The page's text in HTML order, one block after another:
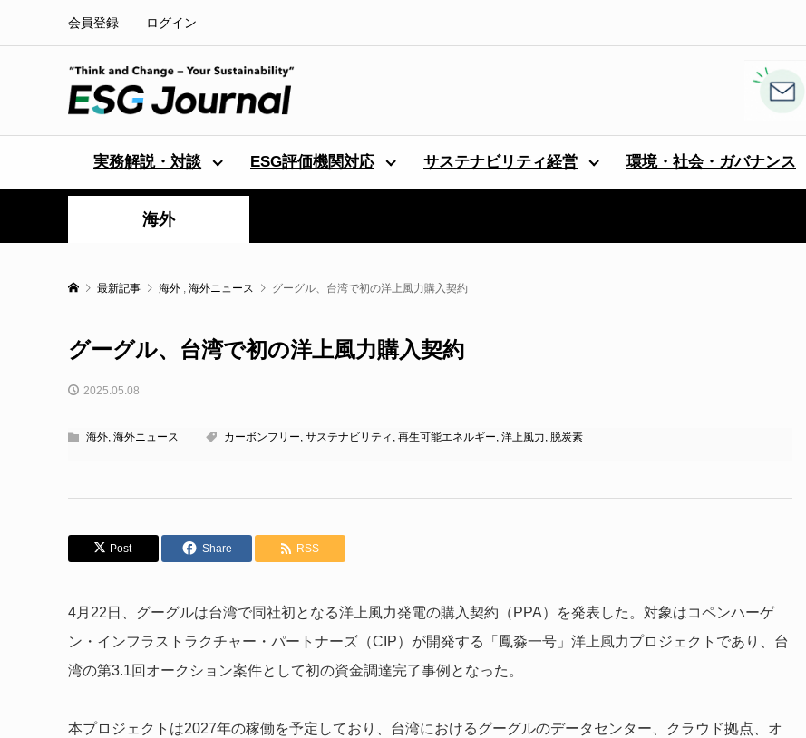
会員登録 ログイン
実務解説・対談 ESG評価機関対応 サステナビリティ経営 環境・社会・ガバナンス
海外
最新記事 海外 , 海外ニュース グーグル、台湾で初の洋上風力購入契約
グーグル、台湾で初の洋上風力購入契約
2025.05.08
海外, 海外ニュース カーボンフリー, サステナビリティ , 再生可能エネルギー, 洋上風力, 脱炭素
Post Share RSS
4月22日、グーグルは台湾で同社初となる洋上風力発電の購入契約（PPA）を発表した。対象はコペンハーゲ
ン・インフラストラクチャー・パートナーズ（CIP）が開発する「鳳淼一号」洋上風力プロジェクトであり、台
湾の第3.1回オークション案件として初の資金調達完了事例となった。
本プロジェクトは2027年の稼働を予定しており、台湾におけるグーグルのデータセンター、クラウド拠点、オ